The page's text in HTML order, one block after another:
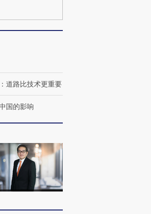
道路比技术更重要
国的影响